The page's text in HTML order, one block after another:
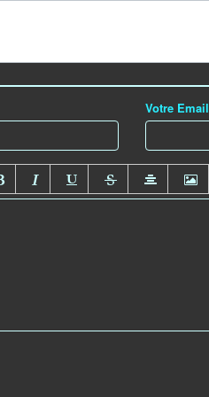
Votre Email